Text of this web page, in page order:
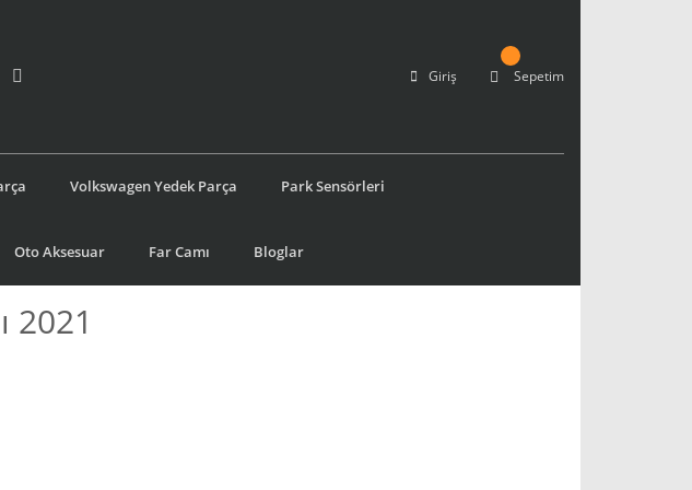
Giriş Sepetim
Volkswagen Yedek Parça Park Sensörleri
Oto Aksesuar Far Camı Bloglar
2021